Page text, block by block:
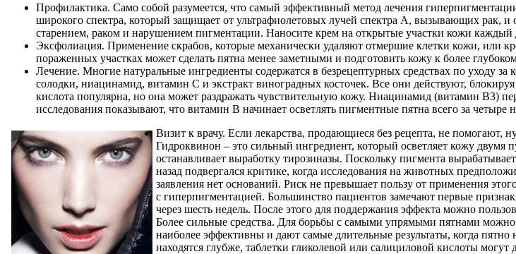
Профилактика. Само собой разумеется, что самый эффективный метод лечения
широкого спектра, который защищает от ультрафиолетовых лучей спектра А, вызывающих рак,
старением, раком и нарушением пигментации. Наносите крем на открытые участки кожи каждый
Эксфолиация. Применение скрабов, которые механически удаляют отмершие клетки кожи, или
пораженных участках может сделать пятна менее заметными и подготовить кожу к более
Лечение. Многие натуральные ингредиенты содержатся в безрецептурных средствах по уходу за
солодки, ниацинамид, витамин С и экстракт виноградных косточек. Все они действуют,
кислота популярна, но она может раздражать чувствительную кожу. Ниацинамид (витамин В3)
исследования показывают, что витамин В начинает осветлять пигментные пятна всего за четыре
Визит к врачу. Если лекарства, продающиеся без рецепта, не помогают,
Гидроквинон – это сильный ингредиент, который осветляет кожу
останавливает выработку тирозиназы. Поскольку пигмента
назад подвергался критике, когда исследования на животных
заявления нет оснований. Риск не превышает пользу от применения
с гиперпигментацией. Большинство пациентов замечают первые
через шесть недель. После этого для поддержания эффекта можно
Более сильные средства. Для борьбы с самыми упрямыми пятнами
наиболее эффективны и дают самые длительные результаты, когда
находятся глубже, таблетки гликолевой или салициловой кислоты могут